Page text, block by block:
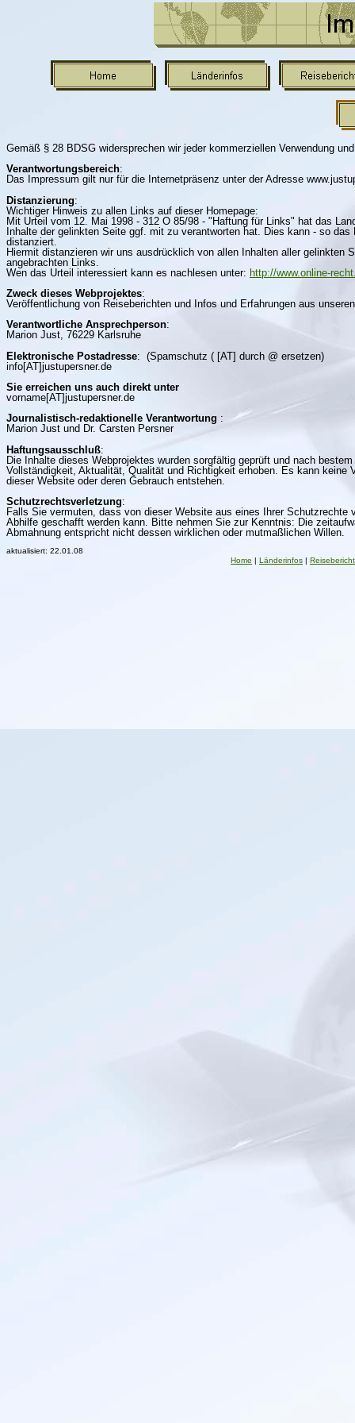
Gemäß § 28 BDSG widersprechen wir jeder kommerziellen Verwendung
Verantwortungsbereich:
Das Impressum gilt nur für die Internetpräsenz unter der Adresse
Distanzierung:
Wichtiger Hinweis zu allen Links auf dieser Homepage:
Mit Urteil vom 12. Mai 1998 - 312 O 85/98 - "Haftung für Links" hat das
Inhalte der gelinkten Seite ggf. mit zu verantworten hat. Dies kann - so
distanziert.
Hiermit distanzieren wir uns ausdrücklich von allen Inhalten aller gelinkten
angebrachten Links.
Wen das Urteil interessiert kann es nachlesen unter: http://www.online-
Zweck dieses Webprojektes:
Veröffentlichung von Reiseberichten und Infos und Erfahrungen aus
Verantwortliche Ansprechperson:
Marion Just, 76229 Karlsruhe
Elektronische Postadresse: (Spamschutz ( [AT] durch @ ersetzen)
info[AT]justupersner.de
Sie erreichen uns auch direkt unter
vorname[AT]justupersner.de
Journalistisch-redaktionelle Verantwortung :
Marion Just und Dr. Carsten Persner
Haftungsausschluß:
Die Inhalte dieses Webprojektes wurden sorgfältig geprüft und nach
Vollständigkeit, Aktualität, Qualität und Richtigkeit erhoben. Es kann keine
dieser Website oder deren Gebrauch entstehen.
Schutzrechtsverletzung:
Falls Sie vermuten, dass von dieser Website aus eines Ihrer
Abhilfe geschafft werden kann. Bitte nehmen Sie zur Kenntnis: Die
Abmahnung entspricht nicht dessen wirklichen oder mutmaßlichen Willen.
aktualisiert: 22.01.08
Home | Länderinfos |